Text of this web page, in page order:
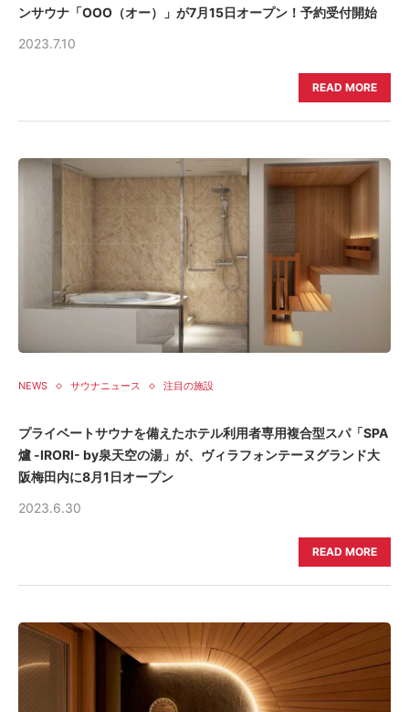
ンサウナ「OOO（オー）」が7月15日オープン！予約受付開始
2023.7.10
READ MORE
NEWS サウナニュース 注目の施設
プライベートサウナを備えたホテル利用者専用複合型スパ「SPA
爐 -IRORI- by泉天空の湯」が、ヴィラフォンテーヌグランド大
阪梅田内に8月1日オープン
2023.6.30
READ MORE